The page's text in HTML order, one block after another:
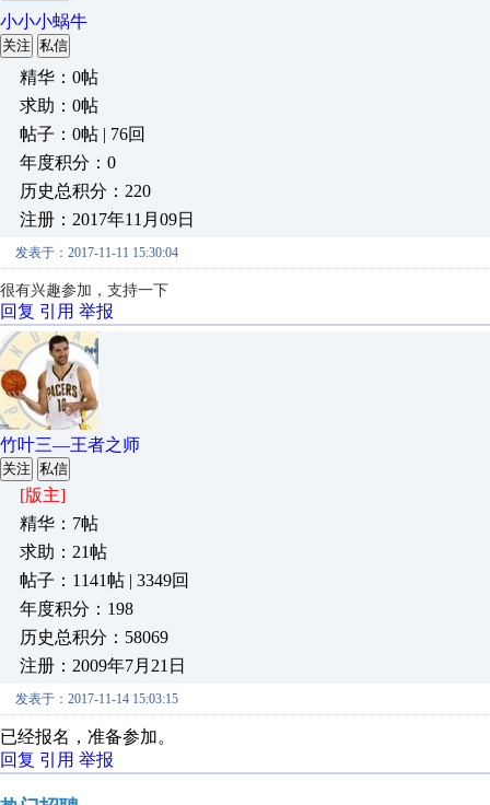
小小小蜗牛
关注 私信
精华：0帖
求助：0帖
帖子：0帖 | 76回
年度积分：0
历史总积分：220
注册：2017年11月09日
发表于：2017-11-11 15:30:04
很有兴趣参加，支持一下
回复 引用 举报
竹叶三—王者之师
关注 私信
[版主]
精华：7帖
求助：21帖
帖子：1141帖 | 3349回
年度积分：198
历史总积分：58069
注册：2009年7月21日
发表于：2017-11-14 15:03:15
已经报名，准备参加。
回复 引用 举报